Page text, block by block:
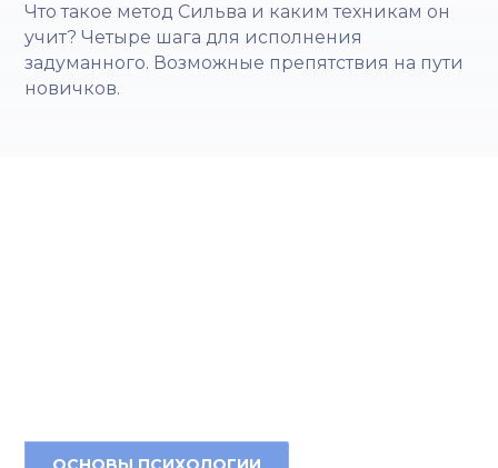
Что такое метод Сильва и каким техникам он
учит? Четыре шага для исполнения
задуманного. Возможные препятствия на пути
новичков.